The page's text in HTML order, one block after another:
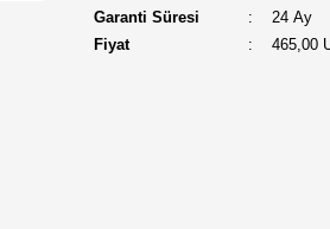
Garanti Süresi
24 Ay
Fiyat
465,00